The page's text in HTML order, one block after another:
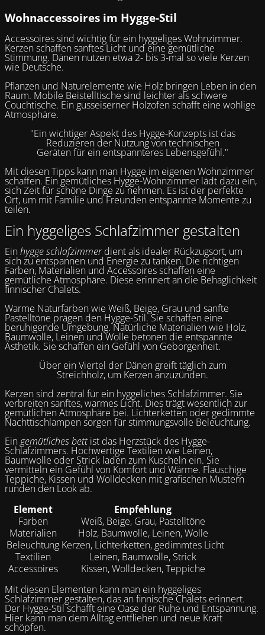
Wohnaccessoires im Hygge-Stil
Accessoires sind wichtig für ein hyggeliges Wohnzimmer.
Kerzen schaffen sanftes Licht und eine gemütliche
Stimmung. Dänen nutzen etwa 2- bis 3-mal so viele Kerzen
wie Deutsche.
Pflanzen und Naturelemente wie Holz bringen Leben in den
Raum. Mobile Beistelltische sind leichter als schwere
Couchtische. Ein gusseiserner Holzofen schafft eine wohlige
Atmosphäre.
"Ein wichtiger Aspekt des Hygge-Konzepts ist das
Reduzieren der Nutzung von technischen
Geräten für ein entspannteres Lebensgefühl."
Mit diesen Tipps kann man Hygge im eigenen Wohnzimmer
schaffen. Ein gemütliches Hygge-Wohnzimmer lädt dazu ein,
sich Zeit für schöne Dinge zu nehmen. Es ist der perfekte
Ort, um mit Familie und Freunden entspannte Momente zu
teilen.
Ein hyggeliges Schlafzimmer gestalten
Einhygge schlafzimmerdient als idealer Rückzugsort, um
sich zu entspannen und Energie zu tanken. Die richtigen
Farben, Materialien und Accessoires schaffen eine
gemütliche Atmosphäre. Diese erinnert an die Behaglichkeit
finnischer Chalets.
Warme Naturfarben wie Weiß, Beige, Grau und sanfte
Pastelltöne prägen den Hygge-Stil. Sie schaffen eine
beruhigende Umgebung. Natürliche Materialien wie Holz,
Baumwolle, Leinen und Wolle betonen die entspannte
Ästhetik. Sie schaffen ein Gefühl von Geborgenheit.
Über ein Viertel der Dänen greift täglich zum
Streichholz, um Kerzen anzuzünden.
Kerzen sind zentral für ein hyggeliches Schlafzimmer. Sie
verbreiten sanftes, warmes Licht. Dies trägt wesentlich zur
gemütlichen Atmosphäre bei. Lichterketten oder gedimmte
Nachttischlampen sorgen für stimmungsvolle Beleuchtung.
Eingemütliches bettist das Herzstück des Hygge-
Schlafzimmers. Hochwertige Textilien wie Leinen,
Baumwolle oder Strick laden zum Kuscheln ein. Sie
vermitteln ein Gefühl von Komfort und Wärme. Flauschige
Teppiche, Kissen und Wolldecken mit grafischen Mustern
runden den Look ab.
Element
Empfehlung
Farben
Weiß, Beige, Grau, Pastelltöne
Materialien
Holz, Baumwolle, Leinen, Wolle
Beleuchtung Kerzen, Lichterketten, gedimmtes Licht
Textilien
Leinen, Baumwolle, Strick
Accessoires
Kissen, Wolldecken, Teppiche
Mit diesen Elementen kann man ein hyggeliges
Schlafzimmer gestalten, das an finnische Chalets erinnert.
Der Hygge-Stil schafft eine Oase der Ruhe und Entspannung.
Hier kann man dem Alltag entfliehen und neue Kraft
schöpfen.